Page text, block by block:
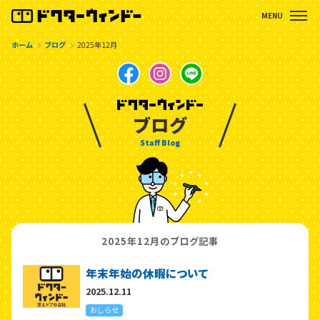
ホーム ブログ 2025年12月
ブログ
Staff Blog
2025年12月のブログ記事
年末年始の休暇について
2025.12.11
おしらせ